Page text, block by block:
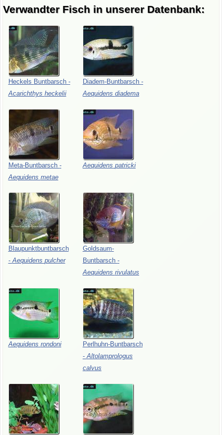
Verwandter Fisch in unserer Datenbank:
Heckels Buntbarsch -
Acarichthys heckelii
Diadem-Buntbarsch -
Aequidens diadema
Meta-Buntbarsch -
Aequidens metae
Aequidens patricki
Blaupunktbuntbarsch
-Aequidens pulcher
Goldsaum-
Buntbarsch -
Aequidens rivulatus
Aequidens rondoni
Perlhuhn-Buntbarsch
-Altolamprologus
calvus